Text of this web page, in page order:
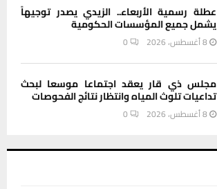
عطلة رسمية الأربعاء.. الزيدي يصدر توجيهاً
يشمل جميع المؤسسات الحكومية
8 أغسطس، 2026 0
مجلس ذي قار يعقد اجتماعا موسعا لبحث
تداعيات تلوث المياه وانتظار نتائج الفحوصات
8 أغسطس، 2026 0